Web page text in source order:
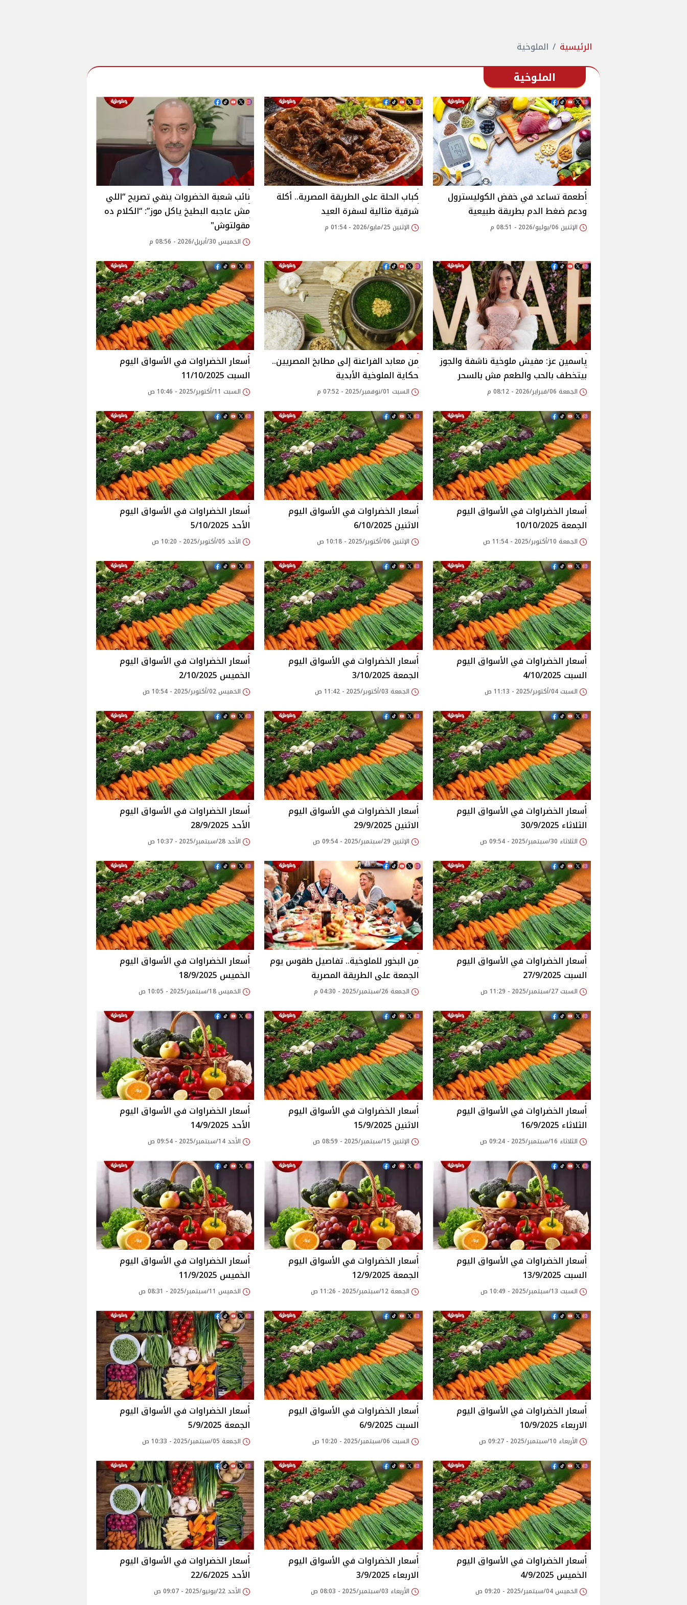
الرئيسية الملوخية
الملوخية
أطعمة تساعد في خفض الكوليسترول
ودعم ضغط الدم بطريقة طبيعية
الإثنين 06/يوليو/2026 - 08:51 م
كباب الحلة على الطريقة المصرية.. أكلة
شرقية مثالية لسفرة العيد
الإثنين 25/مايو/2026 - 01:54 م
نائب شعبة الخضروات ينفي تصريح “اللي
مش عاجبه البطيخ ياكل موز”: “الكلام ده
مقولتوش"
الخميس 30/أبريل/2026 - 08:56 م
ياسمين عز: مفيش ملوخية ناشفة والجوز
بيتخطف بالحب والطعم مش بالسحر
الجمعة 06/فبراير/2026 - 08:12 م
من معابد الفراعنة إلى مطابخ المصريين..
حكاية الملوخية الأبدية
السبت 01/نوفمبر/2025 - 07:52 م
أسعار الخضراوات في الأسواق‎‎ اليوم
السبت 11/10/2025
السبت 11/أكتوبر/2025 - 10:46 ص
أسعار الخضراوات في الأسواق‎‎ اليوم
الجمعة 10/10/2025
الجمعة 10/أكتوبر/2025 - 11:54 ص
أسعار الخضراوات في الأسواق‎‎ اليوم
الاثنين 6/10/2025
الإثنين 06/أكتوبر/2025 - 10:18 ص
أسعار الخضراوات في الأسواق‎‎ اليوم
الأحد 5/10/2025
الأحد 05/أكتوبر/2025 - 10:20 ص
أسعار الخضراوات في الأسواق‎‎ اليوم
السبت 4/10/2025
السبت 04/أكتوبر/2025 - 11:13 ص
أسعار الخضراوات في الأسواق‎‎ اليوم
الجمعة 3/10/2025
الجمعة 03/أكتوبر/2025 - 11:42 ص
أسعار الخضراوات في الأسواق‎‎ اليوم
الخميس 2/10/2025
الخميس 02/أكتوبر/2025 - 10:54 ص
أسعار الخضراوات في الأسواق‎‎ اليوم
الثلاثاء 30/9/2025
الثلاثاء 30/سبتمبر/2025 - 09:54 ص
أسعار الخضراوات في الأسواق‎‎ اليوم
الاثنين 29/9/2025
الإثنين 29/سبتمبر/2025 - 09:54 ص
أسعار الخضراوات في الأسواق‎‎ اليوم
الأحد 28/9/2025
الأحد 28/سبتمبر/2025 - 10:37 ص
أسعار الخضراوات في الأسواق‎‎ اليوم
السبت 27/9/2025
السبت 27/سبتمبر/2025 - 11:29 ص
من البخور للملوخية.. تفاصيل طقوس يوم
الجمعة على الطريقة المصرية
الجمعة 26/سبتمبر/2025 - 04:30 م
أسعار الخضراوات في الأسواق‎‎ اليوم
الخميس 18/9/2025
الخميس 18/سبتمبر/2025 - 10:05 ص
أسعار الخضراوات في الأسواق‎‎ اليوم
الثلاثاء 16/9/2025
الثلاثاء 16/سبتمبر/2025 - 09:24 ص
أسعار الخضراوات في الأسواق‎‎ اليوم
الاثنين 15/9/2025
الإثنين 15/سبتمبر/2025 - 08:59 ص
أسعار الخضراوات في الأسواق‎‎ اليوم
الأحد 14/9/2025
الأحد 14/سبتمبر/2025 - 09:54 ص
أسعار الخضراوات في الأسواق‎‎ اليوم
السبت 13/9/2025
السبت 13/سبتمبر/2025 - 10:49 ص
أسعار الخضراوات في الأسواق‎‎ اليوم
الجمعة 12/9/2025
الجمعة 12/سبتمبر/2025 - 11:26 ص
أسعار الخضراوات في الأسواق‎‎ اليوم
الخميس 11/9/2025
الخميس 11/سبتمبر/2025 - 08:31 ص
أسعار الخضراوات في الأسواق‎‎ اليوم
الاربعاء 10/9/2025
الأربعاء 10/سبتمبر/2025 - 09:27 ص
أسعار الخضراوات في الأسواق‎‎ اليوم
السبت 6/9/2025
السبت 06/سبتمبر/2025 - 10:20 ص
أسعار الخضراوات في الأسواق‎‎ اليوم
الجمعة 5/9/2025
الجمعة 05/سبتمبر/2025 - 10:33 ص
أسعار الخضراوات في الأسواق‎‎ اليوم
الخميس 4/9/2025
الخميس 04/سبتمبر/2025 - 09:20 ص
أسعار الخضراوات في الأسواق‎‎ اليوم
الاربعاء 3/9/2025
الأربعاء 03/سبتمبر/2025 - 08:03 ص
أسعار الخضراوات في الأسواق‎‎ اليوم
الأحد 22/6/2025
الأحد 22/يونيو/2025 - 09:07 ص